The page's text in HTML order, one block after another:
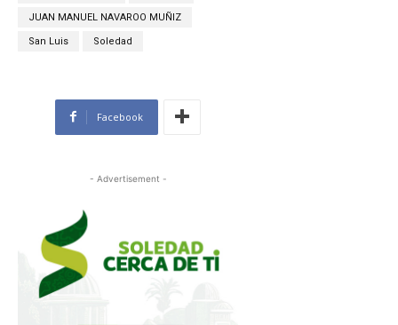
JUAN MANUEL NAVAROO MUÑIZ
San Luis Soledad
Facebook
- Advertisement -